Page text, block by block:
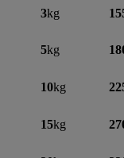
3kg
5kg
10kg
15kg